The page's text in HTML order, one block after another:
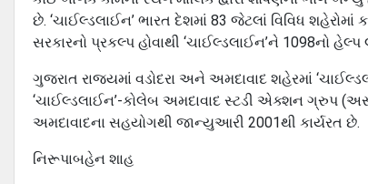
છે. ‘ચાઈલ્ડલાઈન’ ભારત દેશમાં 83 જેટલાં વિવિધ
સરકારનો પ્રકલ્પ હોવાથી ‘ચાઈલ્ડલાઈન’ને 1098નો
ગુજરાત રાજ્યમાં વડોદરા અને અમદાવાદ શહેરમાં
‘ચાઈલ્ડલાઈન’-કોલેબ અમદાવાદ સ્ટડી એક્શન ગ્રુપ
અમદાવાદના સહયોગથી જાન્યુઆરી 2001થી કાર્યરત છે.
નિરૂપાબહેન શાહ